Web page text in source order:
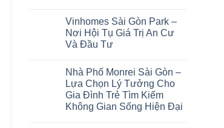
Vinhomes Sài Gòn Park –
Nơi Hội Tụ Giá Trị An Cư
Và Đầu Tư
Nhà Phố Monrei Sài Gòn –
Lựa Chọn Lý Tưởng Cho
Gia Đình Trẻ Tìm Kiếm
Không Gian Sống Hiện Đại